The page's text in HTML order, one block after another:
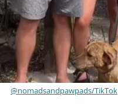
@nomadsandpawpads/TikTok